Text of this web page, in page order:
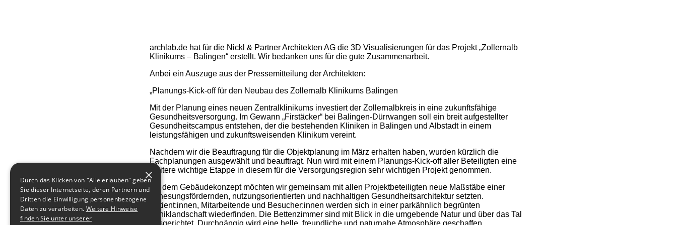
archlab.de hat für die Nickl & Partner Architekten AG die 3D Visualisierungen für das Projekt „Zollernalb
Klinikums – Balingen“ erstellt. Wir bedanken uns für die gute Zusammenarbeit.
Anbei ein Auszuge aus der Pressemitteilung der Architekten:
„Planungs-Kick-off für den Neubau des Zollernalb Klinikums Balingen
Mit der Planung eines neuen Zentralklinikums investiert der Zollernalbkreis in eine zukunftsfähige
Gesundheitsversorgung. Im Gewann „Firstäcker“ bei Balingen-Dürrwangen soll ein breit aufgestellter
Gesundheitscampus entstehen, der die bestehenden Kliniken in Balingen und Albstadt in einem
leistungsfähigen und zukunftsweisenden Klinikum vereint.
Nachdem wir die Beauftragung für die Objektplanung im März erhalten haben, wurden kürzlich die
Fachplanungen ausgewählt und beauftragt. Nun wird mit einem Planungs-Kick-off aller Beteiligten eine
weitere wichtige Etappe in diesem für die Versorgungsregion sehr wichtigen Projekt genommen.
Mit dem Gebäudekonzept möchten wir gemeinsam mit allen Projektbeteiligten neue Maßstäbe einer
genesungsfördernden, nutzungsorientierten und nachhaltigen Gesundheitsarchitektur setzten.
Patient:innen, Mitarbeitende und Besucher:innen werden sich in einer parkähnlich begrünten
Kliniklandschaft wiederfinden. Die Bettenzimmer sind mit Blick in die umgebende Natur und über das Tal
ausgerichtet. Durchgängig wird eine helle, freundliche und naturnahe Atmosphäre geschaffen.
×
Durch das Klicken von "Alle erlauben" geben
Sie dieser Internetseite, deren Partnern und
Dritten die Einwilligung personenbezogene
Daten zu verarbeiten. Weitere Hinweise
finden Sie unter unserer